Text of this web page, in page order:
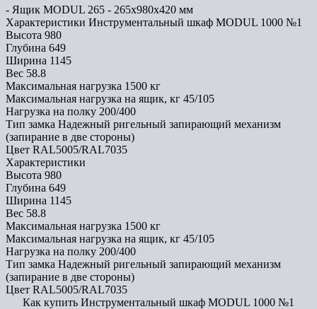
- Ящик MODUL 265 - 265x980x420 мм
Характеристики Инструментальный шкаф MODUL 1000 №1
Высота 980
Глубина 649
Ширина 1145
Вес 58.8
Максимальная нагрузка 1500 кг
Максимальная нагрузка на ящик, кг 45/105
Нагрузка на полку 200/400
Тип замка Надежный ригельный запирающий механизм
(запирание в две стороны)
Цвет RAL5005/RAL7035
Характеристики
Высота 980
Глубина 649
Ширина 1145
Вес 58.8
Максимальная нагрузка 1500 кг
Максимальная нагрузка на ящик, кг 45/105
Нагрузка на полку 200/400
Тип замка Надежный ригельный запирающий механизм
(запирание в две стороны)
Цвет RAL5005/RAL7035
Как купить Инструментальный шкаф MODUL 1000 №1